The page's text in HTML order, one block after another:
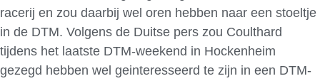
racerij en zou daarbij wel oren hebben naar een stoeltje
in de DTM. Volgens de Duitse pers zou Coulthard
tijdens het laatste DTM-weekend in Hockenheim
gezegd hebben wel geinteresseerd te zijn in een DTM-